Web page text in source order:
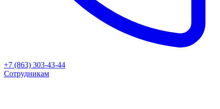
+7 (863) 303-43-44
Сотрудникам